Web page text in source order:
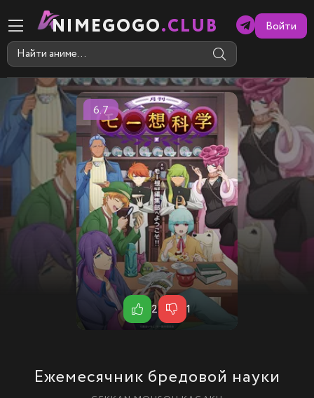
NIMEGOGO.CLUB Войти
Ежемесячник бредовой науки
6.7
2 1